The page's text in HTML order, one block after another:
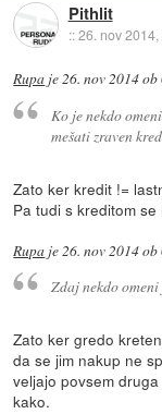
Pithlit
::26. nov 2014,
Rupa je26. nov 2014
Ko je nekdo
mešati zraven
Zato ker kredit !=
Pa tudi s kreditom
Rupa je26. nov 2014
Zdaj nekdo
Zato ker gredo
da se jim nakup ne
veljajo povsem
kako.